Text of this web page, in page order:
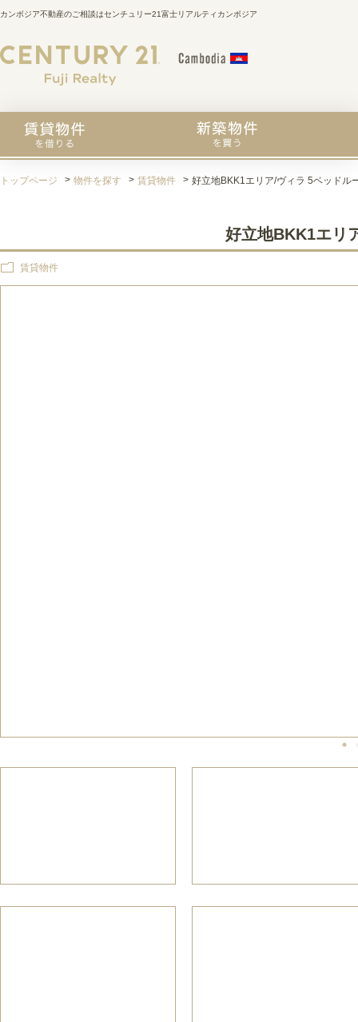
カンボジア不動産のご相談はセンチュリー21富士リアルティカンボジア
トップページ 物件を探す 賃貸物件 好立地BKK1エリア/ヴィラ 5ベッドル
好立地BKK1エリ
賃貸物件